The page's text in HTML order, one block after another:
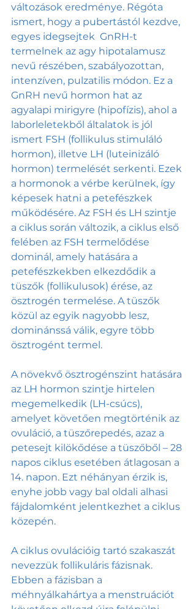
változások eredménye. Régóta
ismert, hogy a pubertástól kezdve,
egyes idegsejtek  GnRH-t
termelnek az agy hipotalamusz
nevű részében, szabályozottan,
intenzíven, pulzatilis módon. Ez a
GnRH nevű hormon hat az
agyalapi mirigyre (hipofízis), ahol a
laborleletekből általatok is jól
ismert FSH (follikulus stimuláló
hormon), illetve LH (luteinizáló
hormon) termelését serkenti. Ezek
a hormonok a vérbe kerülnek, így
képesek hatni a petefészkek
működésére. Az FSH és LH szintje
a ciklus során változik, a ciklus első
felében az FSH termelődése
dominál, amely hatására a
petefészkekben elkezdődik a
tüszők (follikulusok) érése, az
ösztrogén termelése. A tüszők
közül az egyik nagyobb lesz,
dominánssá válik, egyre több
ösztrogént termel.
A növekvő ösztrogénszint hatására
az LH hormon szintje hirtelen
megemelkedik (LH-csúcs),
amelyet követően megtörténik az
ovuláció, a tüszőrepedés, azaz a
petesejt kilökődése a tüszőből – 28
napos ciklus esetében átlagosan a
14. napon. Ezt néhányan érzik is,
enyhe jobb vagy bal oldali alhasi
fájdalomként jelentkezhet a ciklus
közepén.
A ciklus ovulációig tartó szakaszát
nevezzük follikuláris fázisnak.
Ebben a fázisban a
méhnyálkahártya a menstruációt